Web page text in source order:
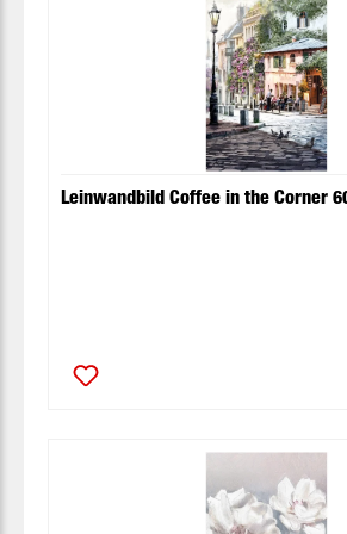
Leinwandbild Coffee in the Corner